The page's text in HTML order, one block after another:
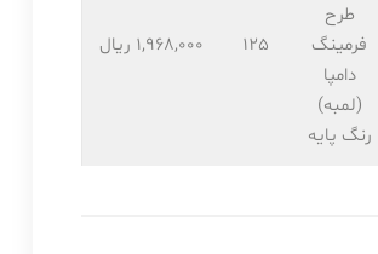
طرح
فرمینگ
دامپا
(لمبه)
رنگ پایه
125 1,968,۰۰۰ ریال